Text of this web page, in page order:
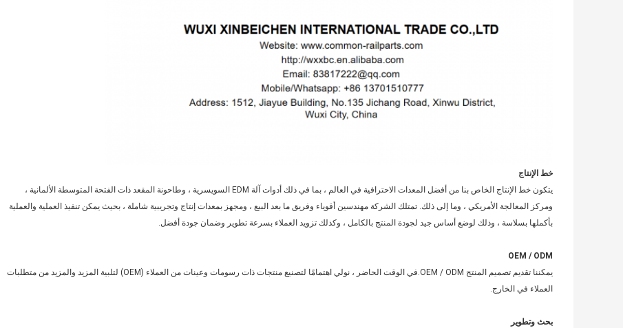
خط الإنتاج
يتكون خط الإنتاج الخاص بنا من أفضل المعدات الاحترافية في العالم ، بما في ذلك أدوات آلة EDM السويسرية ، وطاحونة المقعد ذات الفتحة المتوسطة الألمانية ،
ومركز المعالجة الأمريكي ، وما إلى ذلك. تمتلك الشركة مهندسين أقوياء وفريق ما بعد البيع ، ومجهز بمعدات إنتاج وتجريبية شاملة ، بحيث يمكن تنفيذ العملية والعملية
بأكملها بسلاسة ، وذلك لوضع أساس جيد لجودة المنتج بالكامل ، وكذلك تزويد العملاء بسرعة تطوير وضمان جودة أفضل.
OEM / ODM
يمكننا تقديم تصميم المنتج OEM / ODM.في الوقت الحاضر ، نولي اهتمامًا لتصنيع منتجات ذات رسومات وعينات من العملاء (OEM) لتلبية المزيد والمزيد من متطلبات
العملاء في الخارج.
بحث وتطوير